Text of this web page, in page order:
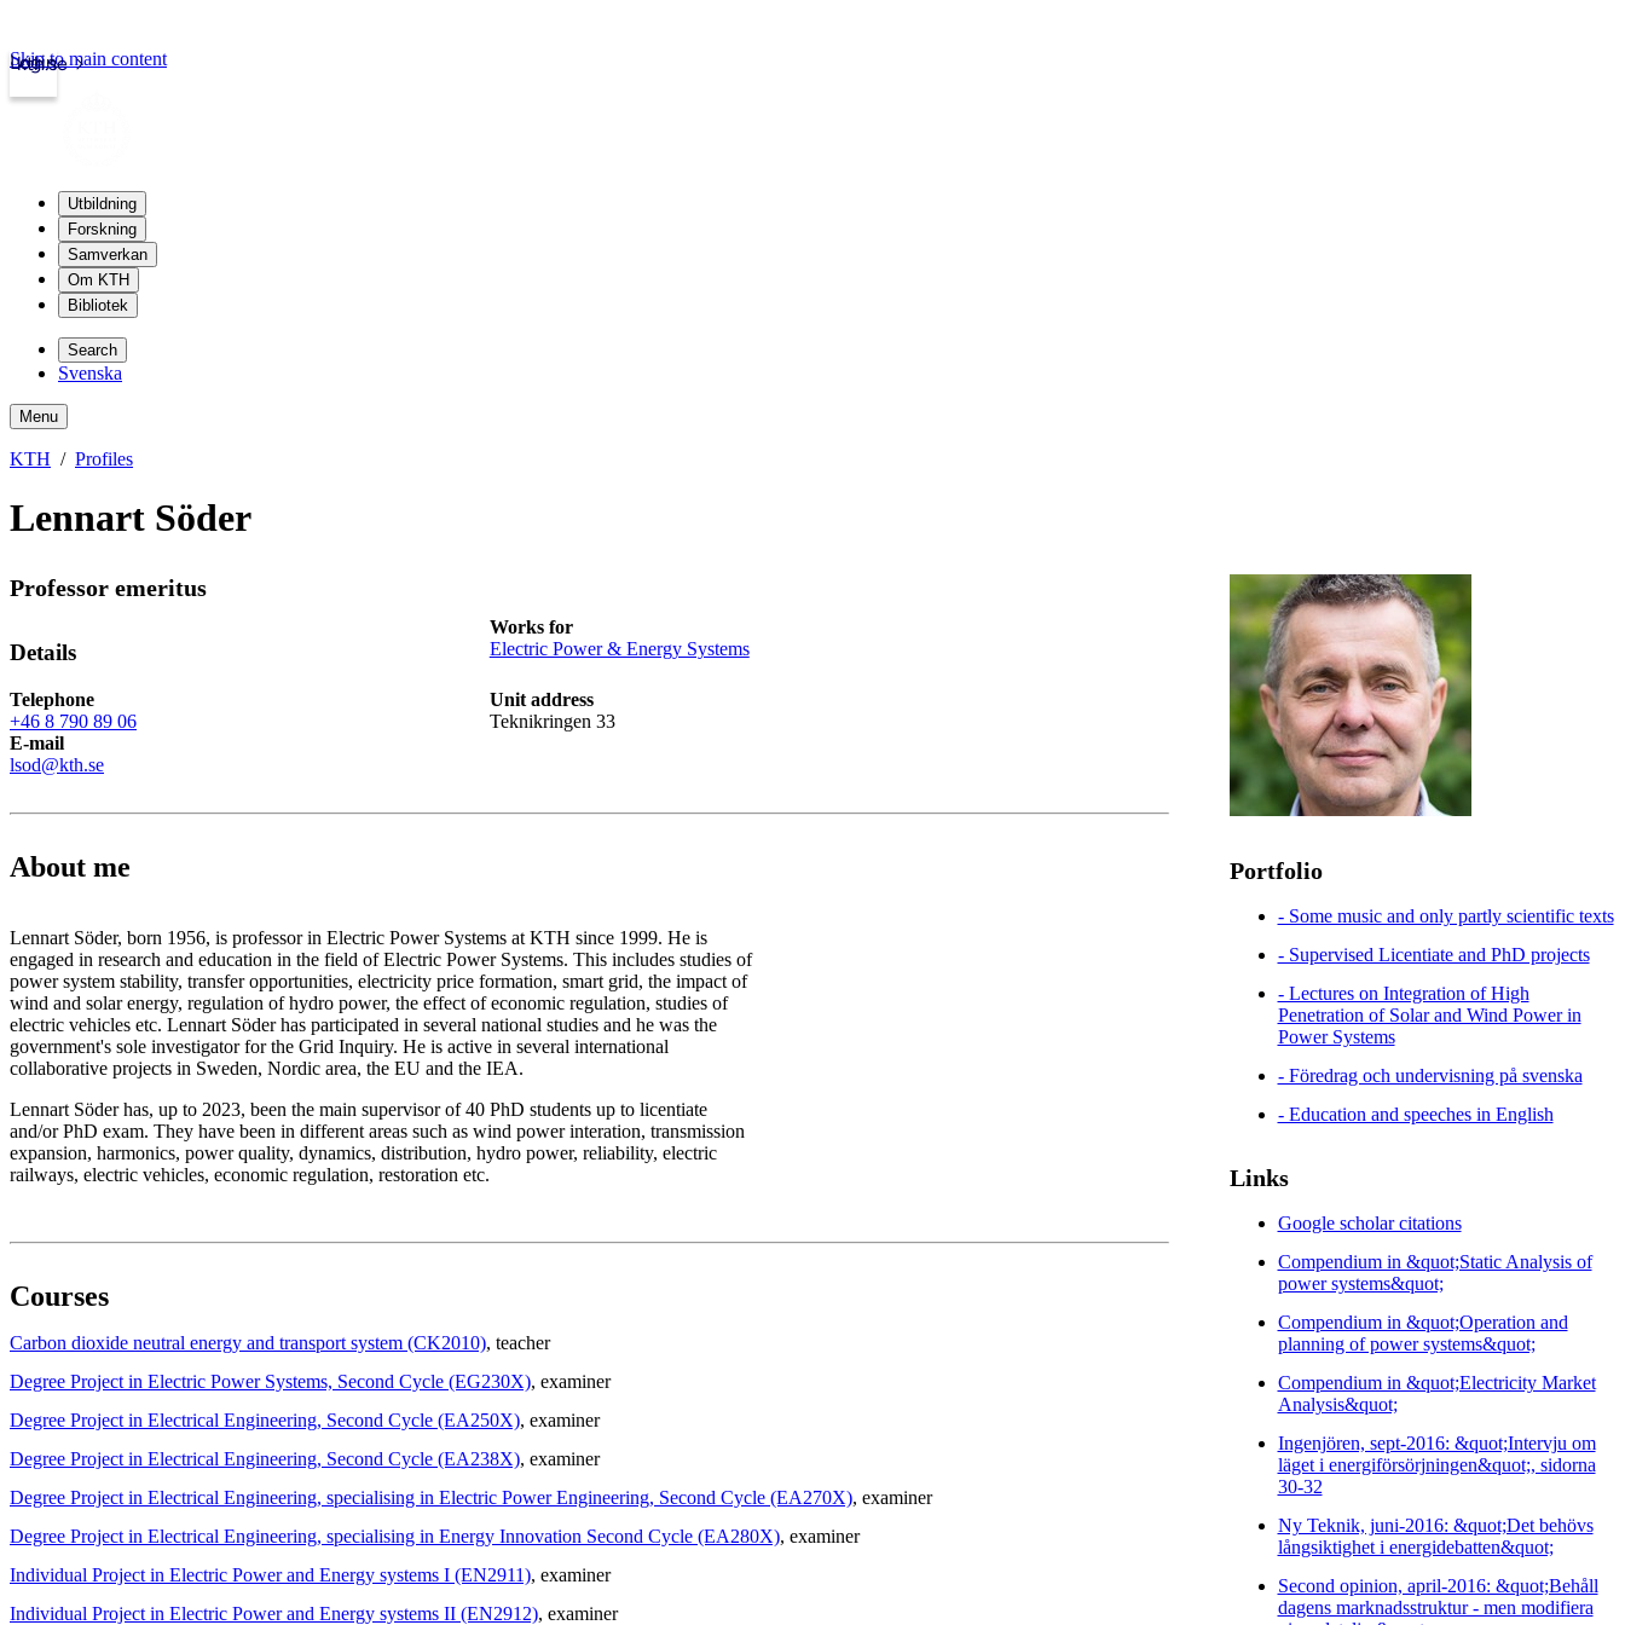
kth.se
Login
Skip to main content
Utbildning
Forskning
Samverkan
Om KTH
Bibliotek
Search
Svenska
Menu
KTH Profiles
Lennart Söder
Professor emeritus
Details
Works for
Electric Power & Energy Systems
Telephone
+46 8 790 89 06
Unit address
Teknikringen 33
E-mail
lsod@kth.se
About me
Lennart Söder, born 1956, is professor in Electric Power Systems at KTH since 1999. He is
engaged in research and education in the field of Electric Power Systems. This includes studies of
power system stability, transfer opportunities, electricity price formation, smart grid, the impact of
wind and solar energy, regulation of hydro power, the effect of economic regulation, studies of
electric vehicles etc. Lennart Söder has participated in several national studies and he was the
government's sole investigator for the Grid Inquiry. He is active in several international
collaborative projects in Sweden, Nordic area, the EU and the IEA.
Lennart Söder has, up to 2023, been the main supervisor of 40 PhD students up to licentiate
and/or PhD exam. They have been in different areas such as wind power interation, transmission
expansion, harmonics, power quality, dynamics, distribution, hydro power, reliability, electric
railways, electric vehicles, economic regulation, restoration etc.
Courses
Carbon dioxide neutral energy and transport system (CK2010), teacher
Degree Project in Electric Power Systems, Second Cycle (EG230X), examiner
Degree Project in Electrical Engineering, Second Cycle (EA250X), examiner
Degree Project in Electrical Engineering, Second Cycle (EA238X), examiner
Degree Project in Electrical Engineering, specialising in Electric Power Engineering, Second Cycle (EA270X), examiner
Degree Project in Electrical Engineering, specialising in Energy Innovation Second Cycle (EA280X), examiner
Individual Project in Electric Power and Energy systems I (EN2911), examiner
Individual Project in Electric Power and Energy systems II (EN2912), examiner
Portfolio
- Some music and only partly scientific texts
- Supervised Licentiate and PhD projects
- Lectures on Integration of High
Penetration of Solar and Wind Power in
Power Systems
- Föredrag och undervisning på svenska
- Education and speeches in English
Links
Google scholar citations
Compendium in &quot;Static Analysis of
power systems&quot;
Compendium in &quot;Operation and
planning of power systems&quot;
Compendium in &quot;Electricity Market
Analysis&quot;
Ingenjören, sept-2016: &quot;Intervju om
läget i energiförsörjningen&quot;, sidorna
30-32
Ny Teknik, juni-2016: &quot;Det behövs
långsiktighet i energidebatten&quot;
Second opinion, april-2016: &quot;Behåll
dagens marknadsstruktur - men modifiera